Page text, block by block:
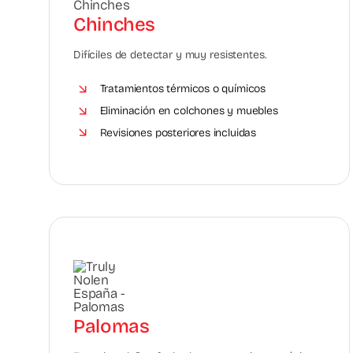
Chinches
Difíciles de detectar y muy resistentes.
Tratamientos térmicos o químicos
Eliminación en colchones y muebles
Revisiones posteriores incluidas
Palomas